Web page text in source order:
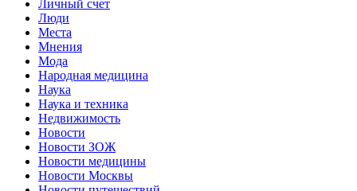
Личный счет
Люди
Места
Мнения
Мода
Народная медицина
Наука
Наука и техника
Недвижимость
Новости
Новости ЗОЖ
Новости медицины
Новости Москвы